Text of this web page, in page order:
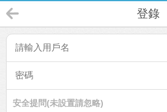
登錄
安全提問(未設置請忽略)